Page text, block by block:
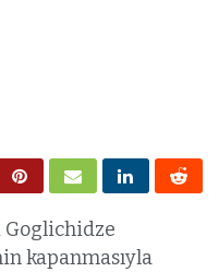
Goglichidze
kapanmasıyla